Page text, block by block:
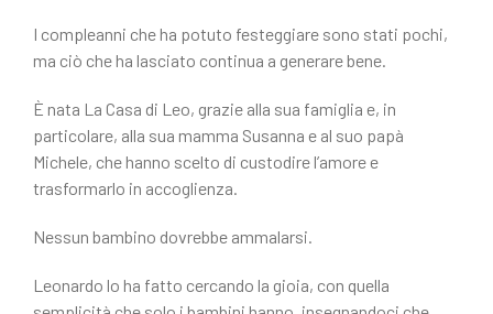
I compleanni che ha potuto festeggiare sono stati pochi,
ma ciò che ha lasciato continua a generare bene.
È nata La Casa di Leo, grazie alla sua famiglia e, in
particolare, alla sua mamma Susanna e al suo papà
Michele, che hanno scelto di custodire l’amore e
trasformarlo in accoglienza.
Nessun bambino dovrebbe ammalarsi.
Leonardo lo ha fatto cercando la gioia, con quella